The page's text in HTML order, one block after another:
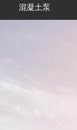
混凝土泵